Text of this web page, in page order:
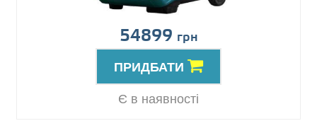
54899 грн
ПРИДБАТИ
Є в наявності